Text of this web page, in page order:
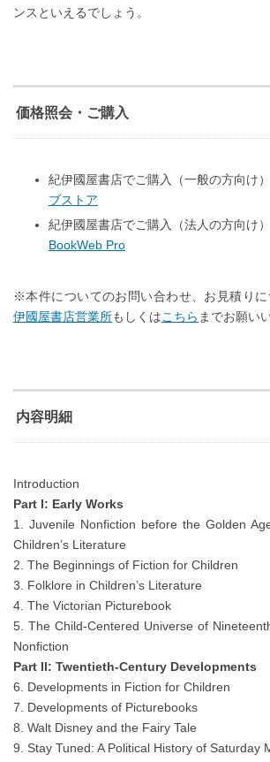
ンスといえるでしょう。
価格照会・ご購入
紀伊國屋書店でご購入（一般の方向け）
ブストア
紀伊國屋書店でご購入（法人の方向け）
BookWeb Pro
※本件についてのお問い合わせ、お見積り
伊國屋書店営業所もしくはこちら までお願い
内容明細
Introduction
Part I: Early Works
1. Juvenile Nonfiction before the Golden
Children’s Literature
2. The Beginnings of Fiction for Children
3. Folklore in Children’s Literature
4. The Victorian Picturebook
5. The Child-Centered Universe of
Nonfiction
Part II: Twentieth-Century Developments
6. Developments in Fiction for Children
7. Developments of Picturebooks
8. Walt Disney and the Fairy Tale
9. Stay Tuned: A Political History of Saturday